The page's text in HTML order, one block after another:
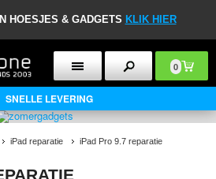
HOESJES & GADGETS KLIK HIER
0
SNELLE LEVERING
iPad reparatie iPad Pro 9.7 reparatie